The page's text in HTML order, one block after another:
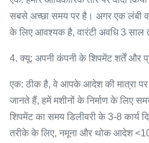
सबसे अच्छा समय पर है। अगर एक लंबी
के लिए आवश्यक है, वारंटी अवधि 3 साल
4. क्यू: अपनी कंपनी के शिपमेंट शर्तें और
एक: ठीक है, वे आपके आदेश की मात्रा
जानते हैं, हमें मशीनों के निर्माण के लिए
शिपमेंट का समय डिलीवरी के 3-8 कार्य
तरीके के लिए, नमूना और थोक आदेश